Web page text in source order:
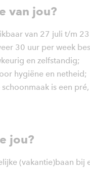
van jou?
van 27 juli t/m
30 uur per week
en zelfstandig;
hygiëne en netheid;
is een
jou?
(vakantie)baan